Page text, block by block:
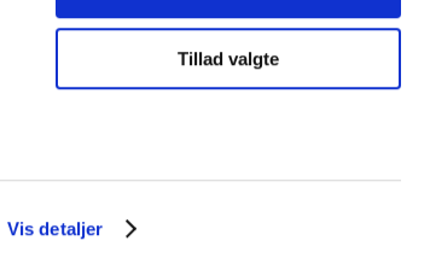
Vis detaljer
Tillad valgte